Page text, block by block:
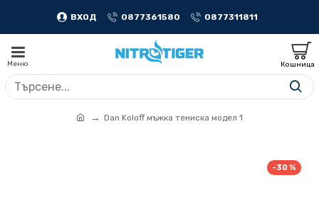
ВХОД 0877361580 0877311811
Dan Koloff мъжка тениска модел 1
-30 %